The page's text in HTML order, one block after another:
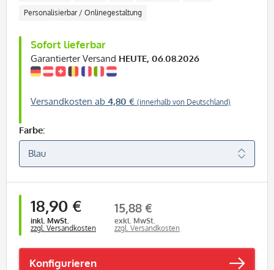
Personalisierbar / Onlinegestaltung
Sofort lieferbar
Garantierter Versand HEUTE, 06.08.2026
Versandkosten ab 4,80 € (innerhalb von Deutschland)
Farbe:
18,90 €
inkl. MwSt.
zzgl. Versandkosten
15,88 €
exkl. MwSt.
zzgl. Versandkosten
Konfigurieren